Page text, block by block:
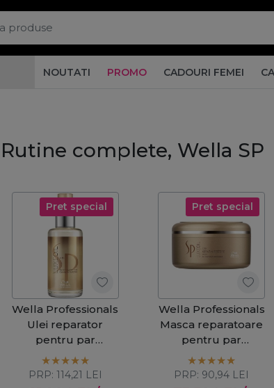
NOUTATI PROMO CADOURI FEMEI
Rutine complete, Wella SP
Pret special
Wella Professionals
Ulei reparator
pentru par
deteriorat SP Luxe
Oil Reconstructive
PRP: 114,21 LEI
Pret special
Wella Professionals
Masca reparatoare
pentru par
deteriorat SP Luxe
Oil Keratin Restore
PRP: 90,94 LEI